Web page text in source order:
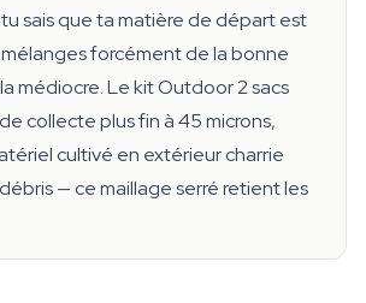
sais que ta matière de départ est
forcément de la bonne
médiocre. Le kit Outdoor 2 sacs
collecte plus fin à 45 microns,
cultivé en extérieur charrie
— ce maillage serré retient les